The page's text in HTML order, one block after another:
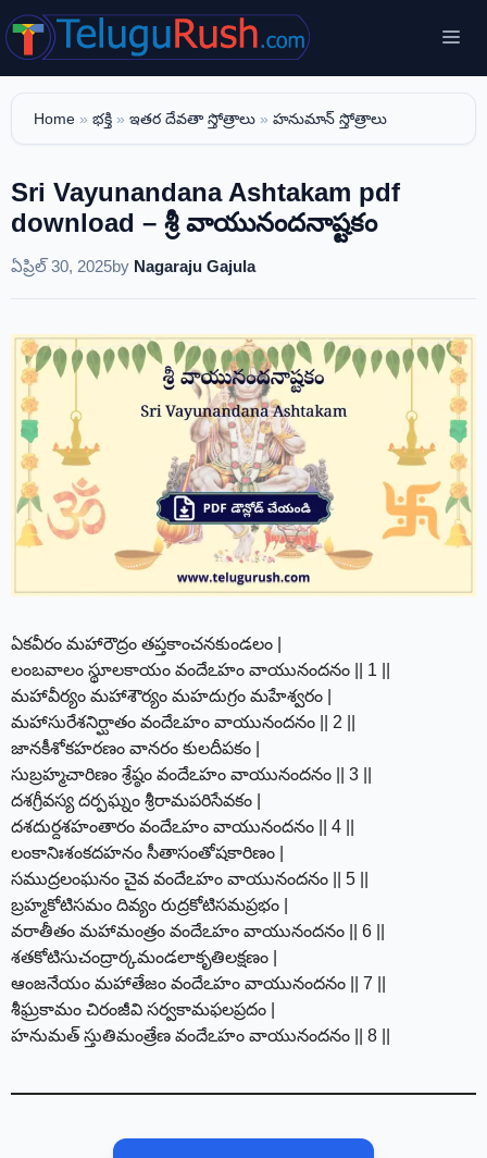
Skip
to
content
Home » భక్తి » ఇతర దేవతా స్తోత్రాలు » హనుమాన్ స్తోత్రాలు
Sri Vayunandana Ashtakam pdf
download – శ్రీ వాయునందనాష్టకం
ఏప్రిల్ 30, 2025by Nagaraju Gajula
ఏకవీరం మహారౌద్రం తప్తకాంచనకుండలం |
లంబవాలం స్థూలకాయం వందేఽహం వాయునందనం || 1 ||
మహావీర్యం మహాశౌర్యం మహదుగ్రం మహేశ్వరం |
మహాసురేశనిర్ఘాతం వందేఽహం వాయునందనం || 2 ||
జానకీశోకహరణం వానరం కులదీపకం |
సుబ్రహ్మచారిణం శ్రేష్ఠం వందేఽహం వాయునందనం || 3 ||
దశగ్రీవస్య దర్పఘ్నం శ్రీరామపరిసేవకం |
దశదుర్దశహంతారం వందేఽహం వాయునందనం || 4 ||
లంకానిఃశంకదహనం సీతాసంతోషకారిణం |
సముద్రలంఘనం చైవ వందేఽహం వాయునందనం || 5 ||
బ్రహ్మకోటిసమం దివ్యం రుద్రకోటిసమప్రభం |
వరాతీతం మహామంత్రం వందేఽహం వాయునందనం || 6 ||
శతకోటిసుచంద్రార్కమండలాకృతిలక్షణం |
ఆంజనేయం మహాతేజం వందేఽహం వాయునందనం || 7 ||
శీఘ్రకామం చిరంజీవి సర్వకామఫలప్రదం |
హనుమత్ స్తుతిమంత్రేణ వందేఽహం వాయునందనం || 8 ||